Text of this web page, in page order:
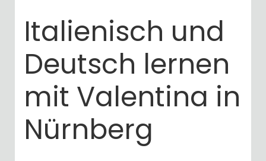
Italienisch und
Deutsch lernen
mit Valentina in
Nürnberg